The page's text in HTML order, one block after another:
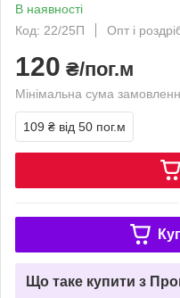
В наявності
Код: 22/25П
Опт і
120 ₴/пог.м
Мінімальна сума
109 ₴ від 50 пог.м
Що таке купити з